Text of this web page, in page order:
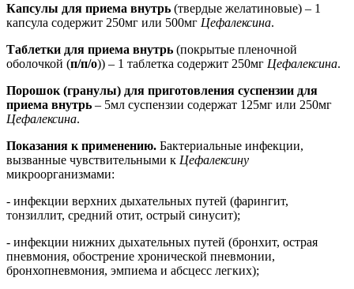
Капсулы для приема внутрь (твердые желатиновые) – 1
капсула содержит 250мг или 500мг Цефалексина.
Таблетки для приема внутрь (покрытые пленочной
оболочкой (п/п/о)) – 1 таблетка содержит 250мг Цефалексина.
Порошок (гранулы) для приготовления суспензии для
приема внутрь – 5мл суспензии содержат 125мг или 250мг
Цефалексина.
Показания к применению. Бактериальные инфекции,
вызванные чувствительными к Цефалексину
микроорганизмами:
- инфекции верхних дыхательных путей (фарингит,
тонзиллит, средний отит, острый синусит);
- инфекции нижних дыхательных путей (бронхит, острая
пневмония, обострение хронической пневмонии,
бронхопневмония, эмпиема и абсцесс легких);